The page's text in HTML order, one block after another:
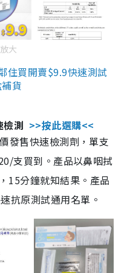
大
住買開賣$9.9快速測試
貨
檢測 >>按此選購<<
發售快速檢測劑，單支
支買到。產品以鼻咽拭
15分鐘就知結果。產品
抗原測試通用名單。